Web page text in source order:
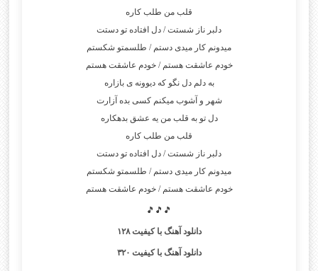
قلب من طلب کاره
دلبر ناز شستت / دل افتاده تو دستت
میدونم کار میدی دستم / طلسمتو شکستم
خودم عاشقت هستم / خودم عاشقت هستم
به دلم دل نگو که دیوونه ی بازاره
شهر و آشوب میکنم کسی بده آزارت
دل تو به قلب من یه عشق بدهکاره
قلب من طلب کاره
دلبر ناز شستت / دل افتاده تو دستت
میدونم کار میدی دستم / طلسمتو شکستم
خودم عاشقت هستم / خودم عاشقت هستم
🎵🎵🎵
دانلود آهنگ با کیفیت ۱۲۸
دانلود آهنگ با کیفیت ۳۲۰